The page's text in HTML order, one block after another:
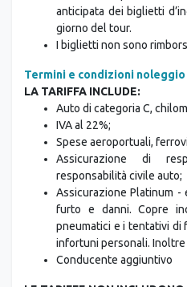
giorno del tour.
I biglietti non sono
LA TARIFFA INCLUDE:
Auto di categoria C,
IVA al 22%;
Spese aeroportuali,
Assicurazione di
responsabilità civile auto;
Assicurazione Platinum -
furto e danni. Copre
pneumatici e i tentativi di
infortuni personali. Inoltre
Conducente aggiuntivo